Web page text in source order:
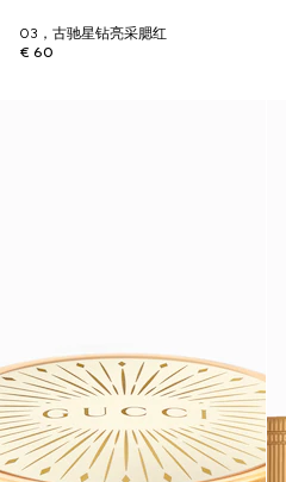
03，古驰星钻亮采腮红
€ 60